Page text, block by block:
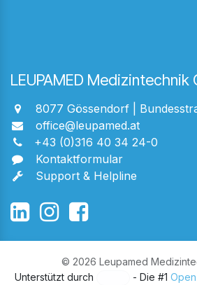
LEUPAMED Medizintechnik
8077 Gössendorf |
office@leupamed.at
+43 (0)316 40 34 24-0
Kontaktformular
Support & Helpline
© 2026 Leupamed
Unterstützt durch
- Die #1